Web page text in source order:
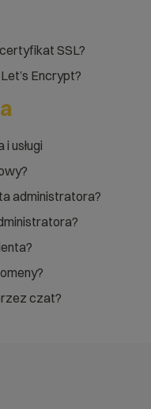
SSL?
Encrypt?
usługi
administratora?
czat?